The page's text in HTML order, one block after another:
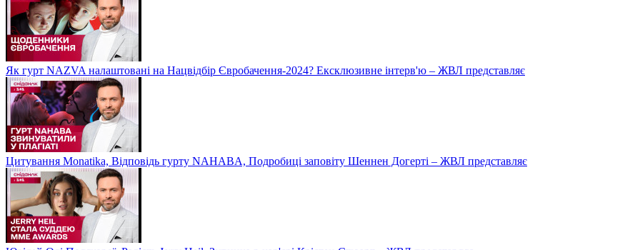
Як гурт NAZVA налаштовані на Нацвідбір Євробачення-2024? Ексклюзивне інтерв'ю – ЖВЛ представляє
Цитування Monatikа, Відповідь гурту NAHABA, Подробиці заповіту Шеннен Догерті – ЖВЛ представляє